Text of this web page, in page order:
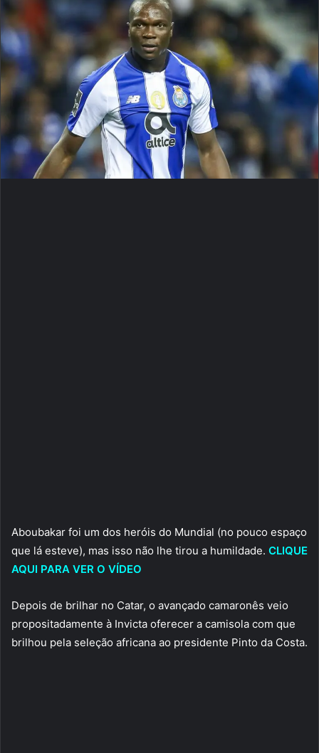
Aboubakar foi um dos heróis do Mundial (no pouco espaço
que lá esteve), mas isso não lhe tirou a humildade. CLIQUE
AQUI PARA VER O VÍDEO
Depois de brilhar no Catar, o avançado camaronês veio
propositadamente à Invicta oferecer a camisola com que
brilhou pela seleção africana ao presidente Pinto da Costa.